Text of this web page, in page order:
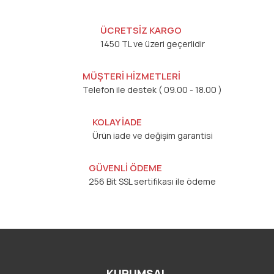
ÜCRETSİZ KARGO
1450 TL ve üzeri geçerlidir
MÜŞTERİ HİZMETLERİ
Telefon ile destek ( 09.00 - 18.00 )
KOLAY İADE
Ürün iade ve değişim garantisi
GÜVENLİ ÖDEME
256 Bit SSL sertifikası ile ödeme